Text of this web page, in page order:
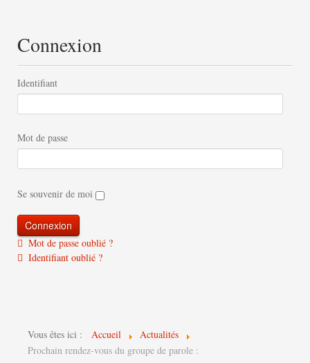
Connexion
Identifiant
Mot de passe
Se souvenir de moi
Mot de passe oublié ?
Identifiant oublié ?
Vous êtes ici : Accueil
Actualités
Prochain rendez-vous du groupe de parole :